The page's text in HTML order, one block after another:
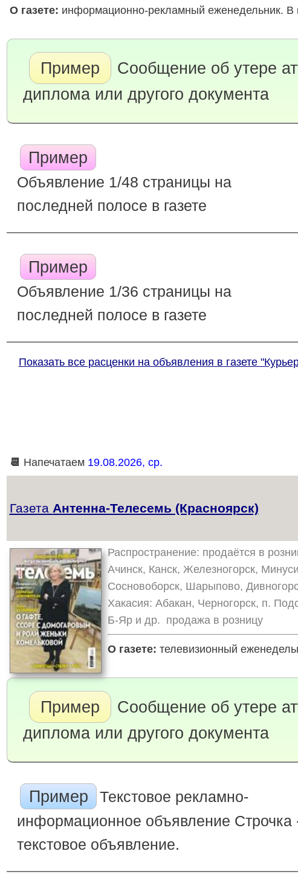
О газете: информационно-рекламный еженедельник. В
Пример
Сообщение об утере
диплома или другого документа
Пример
Объявление 1/48 страницы на
последней полосе в газете
Пример
Объявление 1/36 страницы на
последней полосе в газете
Показать все расценки на объявления в газете
📆 Напечатаем 19.08.2026, ср.
Газета Антенна-Телесемь (Красноярск)
Распространение: продаётся в
Ачинск, Канск, Железногорск,
Сосновоборск, Шарыпово,
Хакасия: Абакан, Черногорск, п.
Б-Яр и др. продажа в розницу
О газете: телевизионный
Пример
Сообщение об утере
диплома или другого документа
Пример
Текстовое рекламно-
информационное объявление Строчка
текстовое объявление.